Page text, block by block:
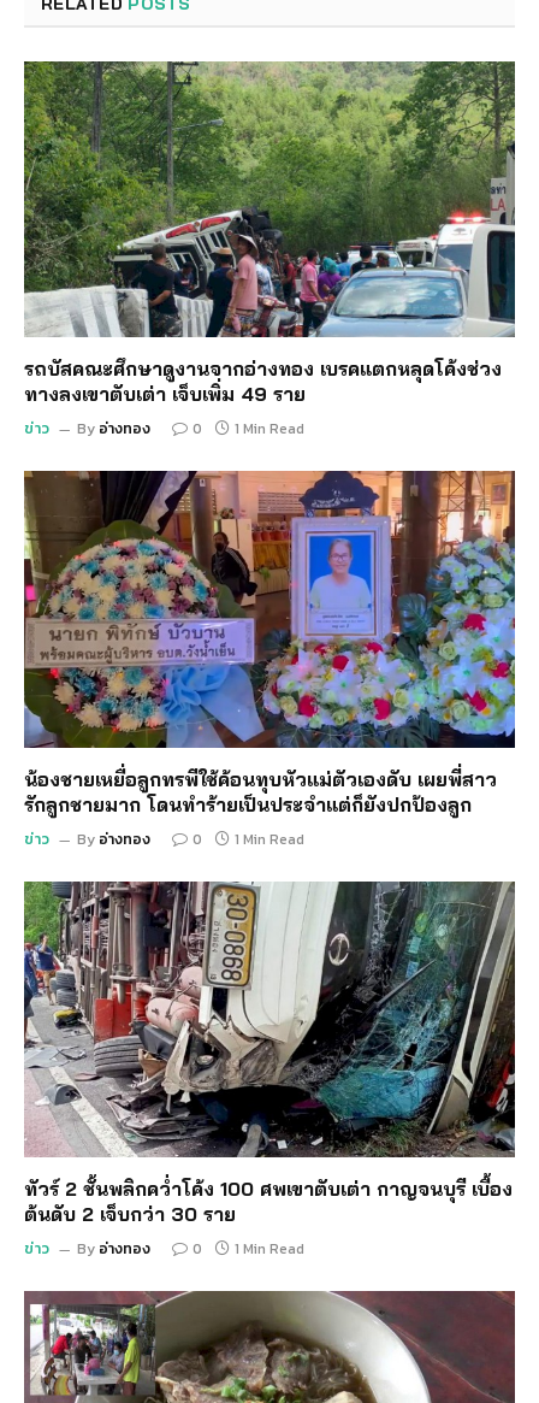
รถบัสคณะศึกษาดูงานจากอ่างทอง เบรคแตกหลุดโค้งช่วง
ทางลงเขาตับเต่า เจ็บเพิ่ม 49 ราย
ข่าว By อ่างทอง 0 1 Min Read
น้องชายเหยื่อลูกทรพีใช้ค้อนทุบหัวแม่ตัวเองดับ เผยพี่สาว
รักลูกชายมาก โดนทำร้ายเป็นประจำแต่ก็ยังปกป้องลูก
ข่าว By อ่างทอง 0 1 Min Read
ทัวร์ 2 ชั้นพลิกคว่ำโค้ง 100 ศพเขาตับเต่า กาญจนบุรี เบื้อง
ต้นดับ 2 เจ็บกว่า 30 ราย
ข่าว By อ่างทอง 0 1 Min Read